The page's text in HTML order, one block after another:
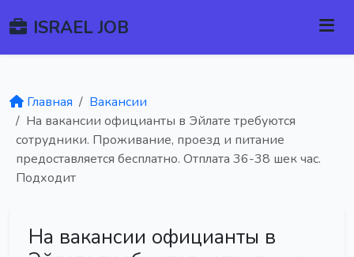
ISRAEL JOB
Главная
Вакансии
На вакансии официанты в Эйлате требуются
сотрудники. Проживание, проезд и питание
предоставляется бесплатно. Отплата 36-38 шек час.
Подходит
На вакансии официанты в